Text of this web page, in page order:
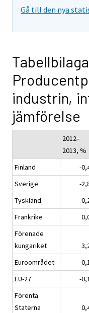
Gå till den nya
industrin,
jämförelse
2012–
2013, %
Finland
-
Sverige
-
Tyskland
-
Frankrike
Förenade
kungariket
Euroområdet
-
EU-27 -
Förenta
Staterna